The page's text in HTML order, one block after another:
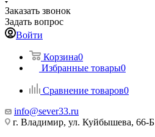
Заказать звонок
Задать вопрос
Войти
Корзина0
Избранные товары0
Сравнение товаров0
info@sever33.ru
г. Владимир, ул. Куйбышева, 66-Б